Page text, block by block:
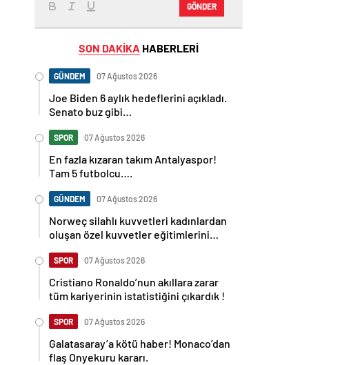
GÖNDER
SON DAKİKA HABERLERİ
GÜNDEM 07 Ağustos 2026
Joe Biden 6 aylık hedeflerini açıkladı.
Senato buz gibi…
SPOR 07 Ağustos 2026
En fazla kızaran takım Antalyaspor!
Tam 5 futbolcu….
GÜNDEM 07 Ağustos 2026
Norweç silahlı kuvvetleri kadınlardan
oluşan özel kuvvetler eğitimlerini
SPOR 07 Ağustos 2026
Cristiano Ronaldo’nun akıllara zarar
tüm kariyerinin istatistiğini çıkardık !
SPOR 07 Ağustos 2026
Galatasaray’a kötü haber! Monaco’dan
flaş Onyekuru kararı.